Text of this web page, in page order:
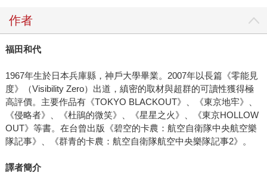
須認清自己是誰、我們身為人類的本質，以及一個人道的世
界必須是什麼樣子。我們必須反思自己的行為，做出有意識
理所當然地接受看似理所當然的事物。 「量子經濟時代」將
藉由對話、合作與共同創造而蓬勃發展，新時代的商業將擺
脫依賴過度消費及建立在物質主義的商業模式。因賽特在本
書中為未來十至二十年描繪了三種情境，這些情境便決定了
我們的未來。
作者
福田和代
1967年生於日本兵庫縣，神戶大學畢業。2007年以長篇《零能見
度》（Visibility Zero）出道，縝密的取材與超群的可讀性獲得極
高評價。主要作品有《TOKYO BLACKOUT》、《東京地牢》、
《侵略者》、《杜鵑的微笑》、《星星之火》、《東京HOLLOW
OUT》等書。在台曾出版《碧空的卡農：航空自衛隊中央航空樂
隊記事》、《群青的卡農：航空自衛隊航空中央樂隊記事2》。
譯者簡介